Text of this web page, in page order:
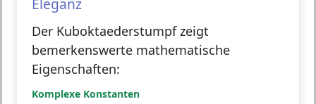
Eleganz
Der Kuboktaederstumpf zeigt
bemerkenswerte mathematische
Eigenschaften:
Komplexe Konstanten